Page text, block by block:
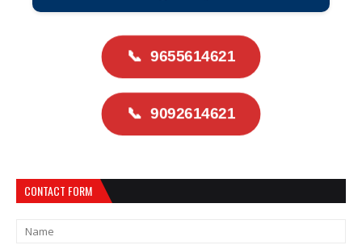
📞 9655614621
📞 9092614621
CONTACT FORM